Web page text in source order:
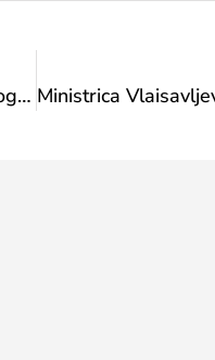
Ministarstvo organizovalo dvadeseti događaj Dana evropskog naslijeđa u 2024. godini: Klapa “Grga” iz Posušja napravila večer za pamćenje na Šetnici kulture